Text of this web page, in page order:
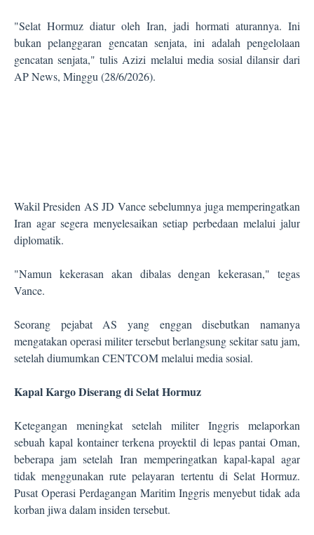
"Selat Hormuz diatur oleh Iran, jadi hormati aturannya. Ini
bukan pelanggaran gencatan senjata, ini adalah pengelolaan
gencatan senjata," tulis Azizi melalui media sosial dilansir dari
AP News, Minggu (28/6/2026).
Wakil Presiden AS JD Vance sebelumnya juga memperingatkan
Iran agar segera menyelesaikan setiap perbedaan melalui jalur
diplomatik.
"Namun kekerasan akan dibalas dengan kekerasan," tegas
Vance.
Seorang pejabat AS yang enggan disebutkan namanya
mengatakan operasi militer tersebut berlangsung sekitar satu jam,
setelah diumumkan CENTCOM melalui media sosial.
Kapal Kargo Diserang di Selat Hormuz
Ketegangan meningkat setelah militer Inggris melaporkan
sebuah kapal kontainer terkena proyektil di lepas pantai Oman,
beberapa jam setelah Iran memperingatkan kapal-kapal agar
tidak menggunakan rute pelayaran tertentu di Selat Hormuz.
Pusat Operasi Perdagangan Maritim Inggris menyebut tidak ada
korban jiwa dalam insiden tersebut.